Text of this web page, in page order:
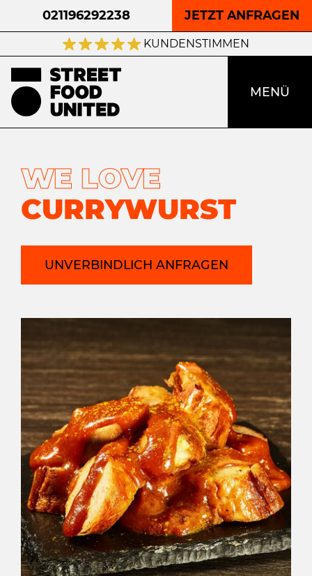
021196292238 JETZT ANFRAGEN
KUNDENSTIMMEN
MENÜ
WE LOVE
CURRYWURST
UNVERBINDLICH ANFRAGEN